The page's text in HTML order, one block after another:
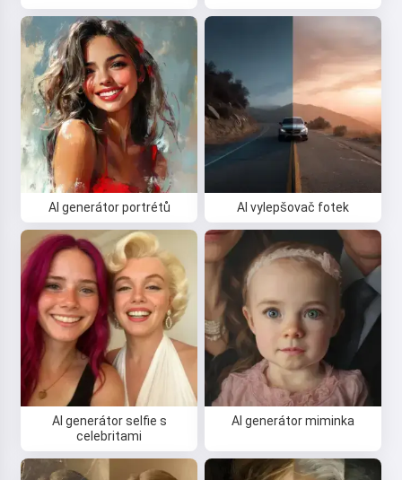
AI generátor portrétů AI vylepšovač fotek
AI generátor selfie s
celebritami
AI generátor miminka